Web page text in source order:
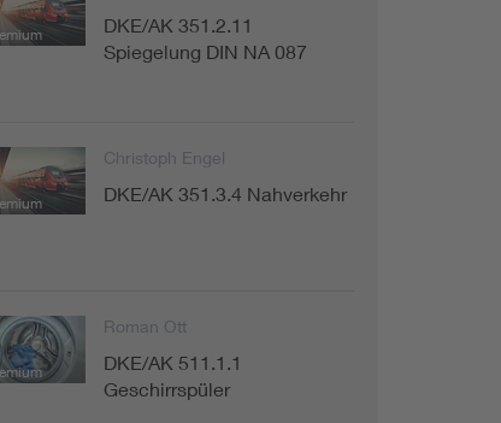
DKE/AK 351.2.11
Spiegelung DIN NA 087
Christoph Engel
DKE/AK 351.3.4 Nahverkehr
Roman Ott
DKE/AK 511.1.1
Geschirrspüler